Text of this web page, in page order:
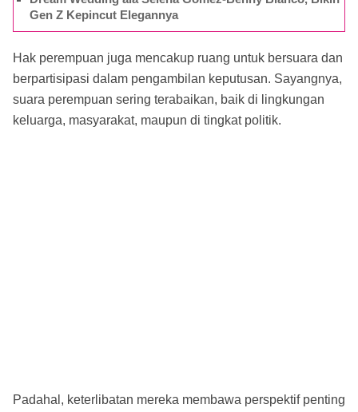
Gen Z Kepincut Elegannya
Hak perempuan juga mencakup ruang untuk bersuara dan
berpartisipasi dalam pengambilan keputusan. Sayangnya,
suara perempuan sering terabaikan, baik di lingkungan
keluarga, masyarakat, maupun di tingkat politik.
Padahal, keterlibatan mereka membawa perspektif penting